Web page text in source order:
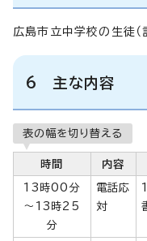
広島市立中学校の生徒（
6 主な内容
表の幅を切り替える
時間 内容
13時00分
～13時25
分
電話応
対